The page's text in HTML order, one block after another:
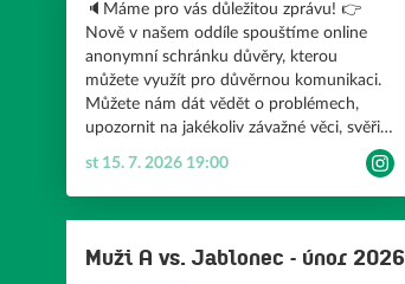
🔈Máme pro vás důležitou zprávu! 👉
Nově v našem oddíle spouštíme online
anonymní schránku důvěry, kterou
můžete využít pro důvěrnou komunikaci.
Můžete nám dát vědět o problémech,
upozornit na jakékoliv závažné věci, svěřit
nahlas. 👇Proklik na schránku důvěry bude
konstantně umístěn na našem webu.
st 15. 7. 2026 19:00
Muži A vs. Jablonec - únor 2026